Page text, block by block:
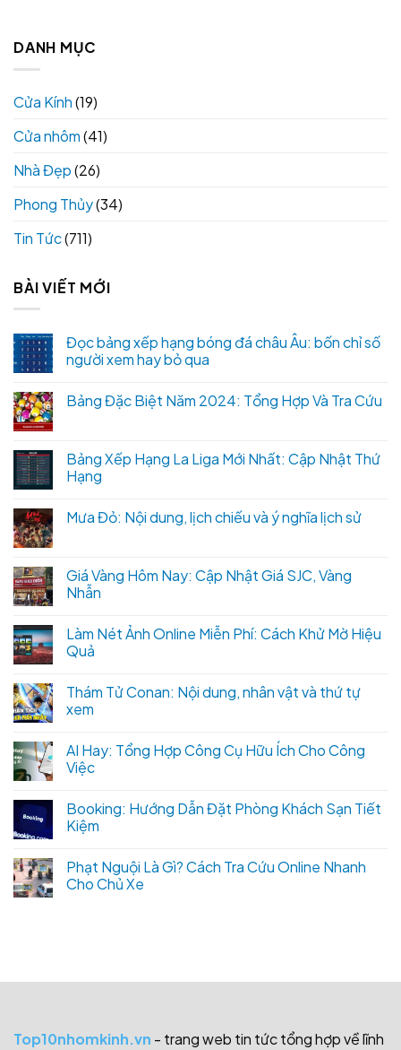
DANH MỤC
Cửa Kính(19)
Cửa nhôm(41)
Nhà Đẹp(26)
Phong Thủy(34)
Tin Tức(711)
BÀI VIẾT MỚI
Đọc bảng xếp hạng bóng đá châu Âu: bốn chỉ số
người xem hay bỏ qua
Bảng Đặc Biệt Năm 2024: Tổng Hợp Và Tra Cứu
Bảng Xếp Hạng La Liga Mới Nhất: Cập Nhật Thứ
Hạng
Mưa Đỏ: Nội dung, lịch chiếu và ý nghĩa lịch sử
Giá Vàng Hôm Nay: Cập Nhật Giá SJC, Vàng
Nhẫn
Làm Nét Ảnh Online Miễn Phí: Cách Khử Mờ Hiệu
Quả
Thám Tử Conan: Nội dung, nhân vật và thứ tự
xem
AI Hay: Tổng Hợp Công Cụ Hữu Ích Cho Công
Việc
Booking: Hướng Dẫn Đặt Phòng Khách Sạn Tiết
Kiệm
Phạt Nguội Là Gì? Cách Tra Cứu Online Nhanh
Cho Chủ Xe
Top10nhomkinh.vn - trang web tin tức tổng hợp về lĩnh